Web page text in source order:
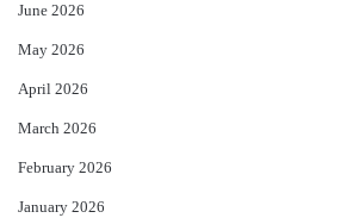
June 2026
May 2026
April 2026
March 2026
February 2026
January 2026